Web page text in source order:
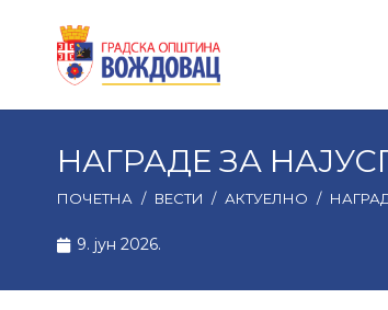
НАГРАДЕ ЗА
ПОЧЕТНА / ВЕСТИ / АКТУЕЛНО /
9. јун 2026.